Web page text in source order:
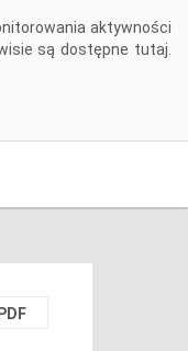
aktywności
są dostępne tutaj
PDF